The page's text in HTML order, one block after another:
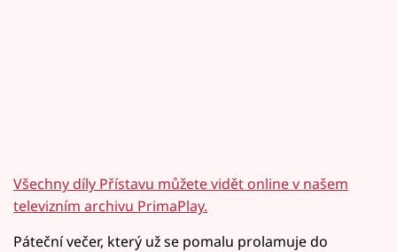
Všechny díly Přístavu můžete vidět online v našem
televizním archivu PrimaPlay.
Páteční večer, který už se pomalu prolamuje do